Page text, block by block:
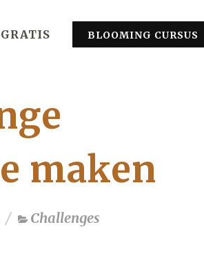
GRATIS BLOOMING CURSUS
maken
Challenges